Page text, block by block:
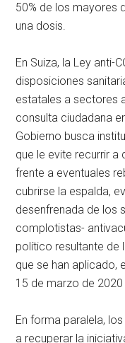
50% de los mayores
una dosis.
En Suiza, la Ley anti-
disposiciones
estatales a sectores
consulta ciudadana
Gobierno busca
que le evite recurrir
frente a eventuales
cubrirse la espalda,
desenfrenada de los
complotistas-
político resultante de
que se han aplicado,
15 de marzo de
En forma paralela,
a recuperar la